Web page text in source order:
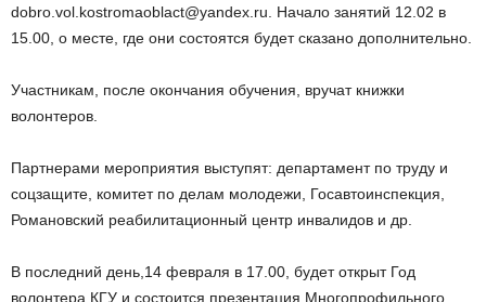
dobro.vol.kostromaoblact@yandex.ru. Начало занятий 12.02 в
15.00, о месте, где они состоятся будет сказано дополнительно.
Участникам, после окончания обучения, вручат книжки
волонтеров.
Партнерами мероприятия выступят: департамент по труду и
соцзащите, комитет по делам молодежи, Госавтоинспекция,
Романовский реабилитационный центр инвалидов и др.
В последний день,14 февраля в 17.00, будет открыт Год
волонтера КГУ и состоится презентация Многопрофильного